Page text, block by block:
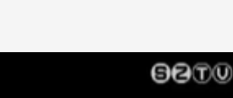
erdőítmény, hanem homokból. Sok dolgos